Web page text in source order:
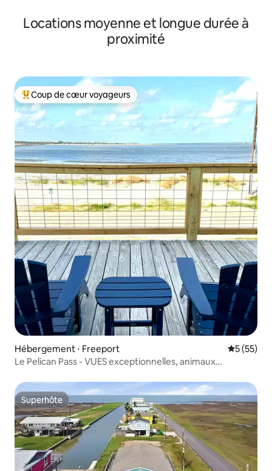
Locations moyenne et longue durée à
proximité
Coups de cœur voyageurs les plus appréciés
Coup de cœur voyageurs
Hébergement ⋅ Freeport
5 (55)
Le Pelican Pass - VUES exceptionnelles, animaux
Superhôte
Superhôte